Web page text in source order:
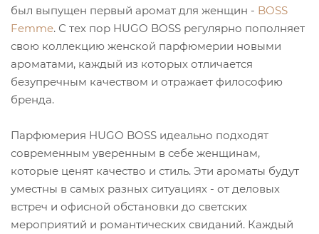
был выпущен первый аромат для женщин - BOSS
Femme. С тех пор HUGO BOSS регулярно пополняет
свою коллекцию женской парфюмерии новыми
ароматами, каждый из которых отличается
безупречным качеством и отражает философию
бренда.
Парфюмерия HUGO BOSS идеально подходят
современным уверенным в себе женщинам,
которые ценят качество и стиль. Эти ароматы будут
уместны в самых разных ситуациях - от деловых
встреч и офисной обстановки до светских
мероприятий и романтических свиданий. Каждый